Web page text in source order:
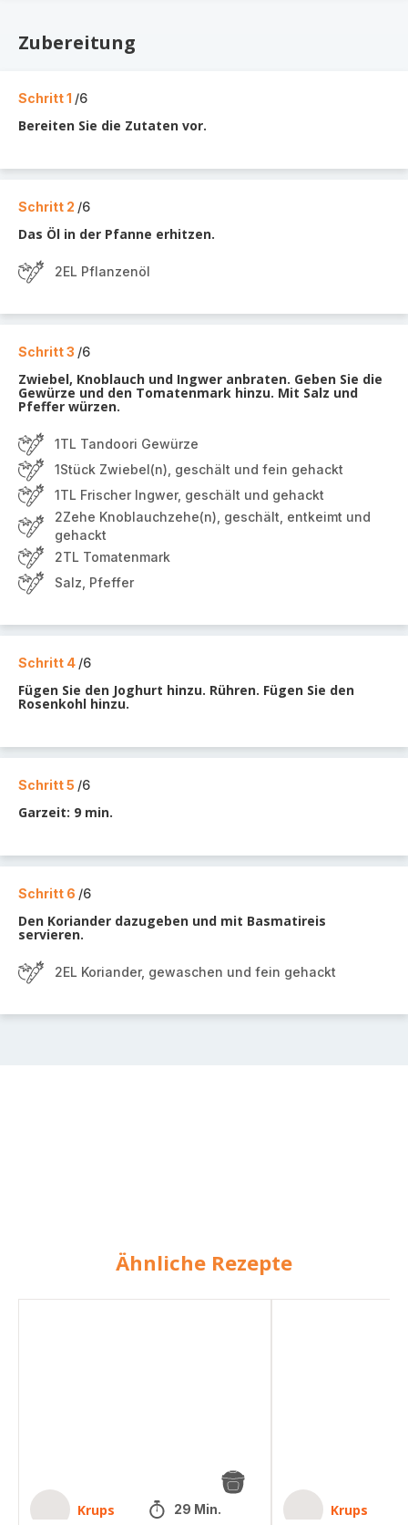
Zubereitung
Schritt 1 /6
Bereiten Sie die Zutaten vor.
Schritt 2 /6
Das Öl in der Pfanne erhitzen.
2EL Pflanzenöl
Schritt 3 /6
Zwiebel, Knoblauch und Ingwer anbraten. Geben Sie die
Gewürze und den Tomatenmark hinzu. Mit Salz und
Pfeffer würzen.
1TL Tandoori Gewürze
1Stück Zwiebel(n), geschält und fein gehackt
1TL Frischer Ingwer, geschält und gehackt
2Zehe Knoblauchzehe(n), geschält, entkeimt und
gehackt
2TL Tomatenmark
Salz, Pfeffer
Schritt 4 /6
Fügen Sie den Joghurt hinzu. Rühren. Fügen Sie den
Rosenkohl hinzu.
Schritt 5 /6
Garzeit: 9 min.
Schritt 6 /6
Den Koriander dazugeben und mit Basmatireis
servieren.
2EL Koriander, gewaschen und fein gehackt
Ähnliche Rezepte
Krups 29 Min. Krups